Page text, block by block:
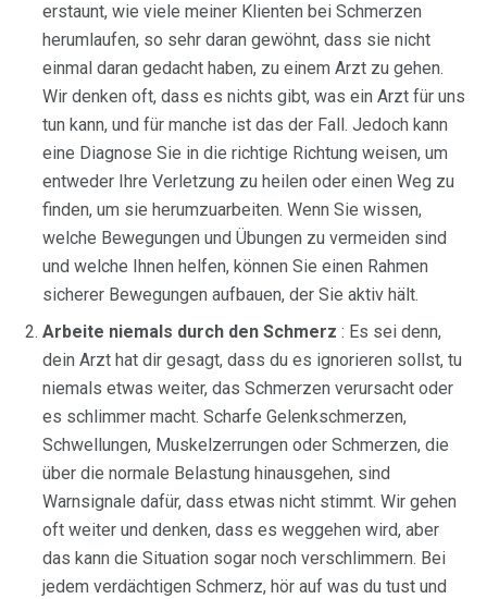
erstaunt, wie viele meiner Klienten bei Schmerzen
herumlaufen, so sehr daran gewöhnt, dass sie nicht
einmal daran gedacht haben, zu einem Arzt zu gehen.
Wir denken oft, dass es nichts gibt, was ein Arzt für uns
tun kann, und für manche ist das der Fall. Jedoch kann
eine Diagnose Sie in die richtige Richtung weisen, um
entweder Ihre Verletzung zu heilen oder einen Weg zu
finden, um sie herumzuarbeiten. Wenn Sie wissen,
welche Bewegungen und Übungen zu vermeiden sind
und welche Ihnen helfen, können Sie einen Rahmen
sicherer Bewegungen aufbauen, der Sie aktiv hält.
Arbeite niemals durch den Schmerz : Es sei denn,
dein Arzt hat dir gesagt, dass du es ignorieren sollst, tu
niemals etwas weiter, das Schmerzen verursacht oder
es schlimmer macht. Scharfe Gelenkschmerzen,
Schwellungen, Muskelzerrungen oder Schmerzen, die
über die normale Belastung hinausgehen, sind
Warnsignale dafür, dass etwas nicht stimmt. Wir gehen
oft weiter und denken, dass es weggehen wird, aber
das kann die Situation sogar noch verschlimmern. Bei
jedem verdächtigen Schmerz, hör auf was du tust und